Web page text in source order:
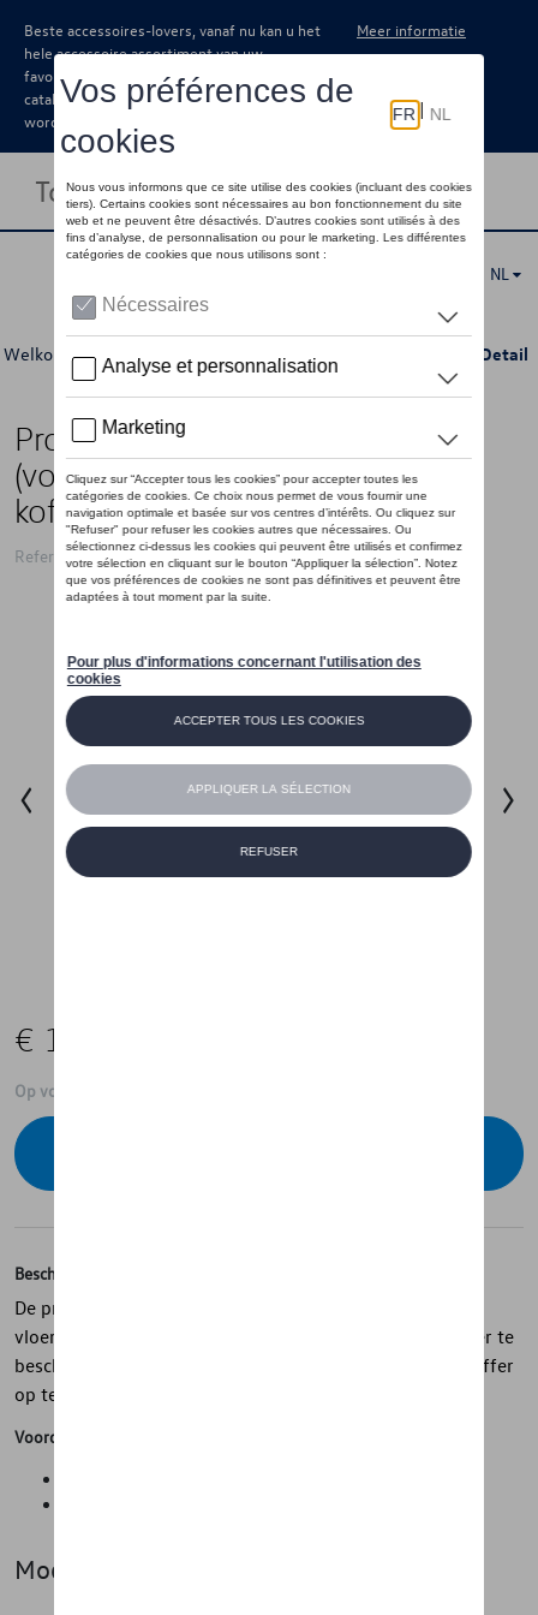
Beste accessoires-lovers, vanaf nu kan u het
hele accessoire assortiment van uw
favoriete merk terugvinden in de online
catalogus. Deze kunnen steeds besteld
worden via uw dealer.
Meer informatie
Toggle navigation
NL
Welkom >Catalogus Volkswagen > Packs > Detail
Protection Pack Polo VII
(voertuigen met variabele
koffervloer)
Referentie: BUNPRTVWPOL1
€ 150,00
Op voorraad
Beschrijving
De protection pack bevat het volgende: - Rubberen
vloermatten set voor/achter - Kofferschaal om uw koffer te
beschermen tegen vuil - Plooibox om je spullen in de koffer
op te bergen.
Voordelen
Model(len)